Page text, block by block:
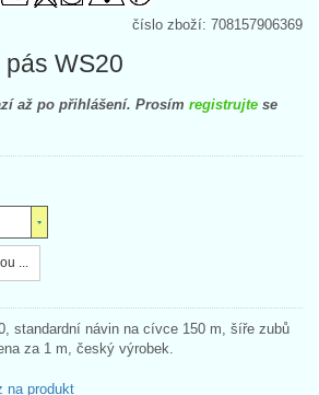
číslo zboží: 708157906369
WS20
až po přihlášení. Prosím registrujte se
...
standardní návin na cívce 150 m, šíře zubů
za 1 m, český výrobek.
na produkt